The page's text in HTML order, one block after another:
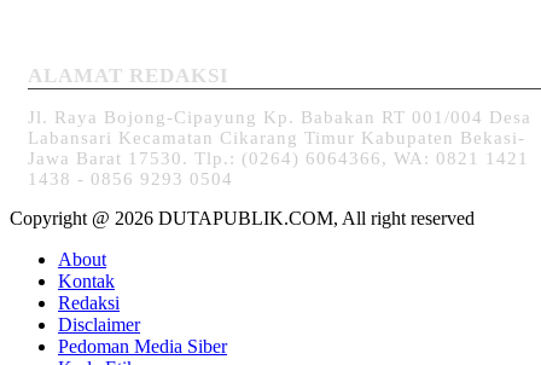
ALAMAT REDAKSI
Jl. Raya Bojong-Cipayung Kp. Babakan RT 001/004 Desa
Labansari Kecamatan Cikarang Timur Kabupaten Bekasi-
Jawa Barat 17530. Tlp.: (0264) 6064366, WA: 0821 1421
1438 - 0856 9293 0504
Copyright @ 2026 DUTAPUBLIK.COM, All right reserved
About
Kontak
Redaksi
Disclaimer
Pedoman Media Siber